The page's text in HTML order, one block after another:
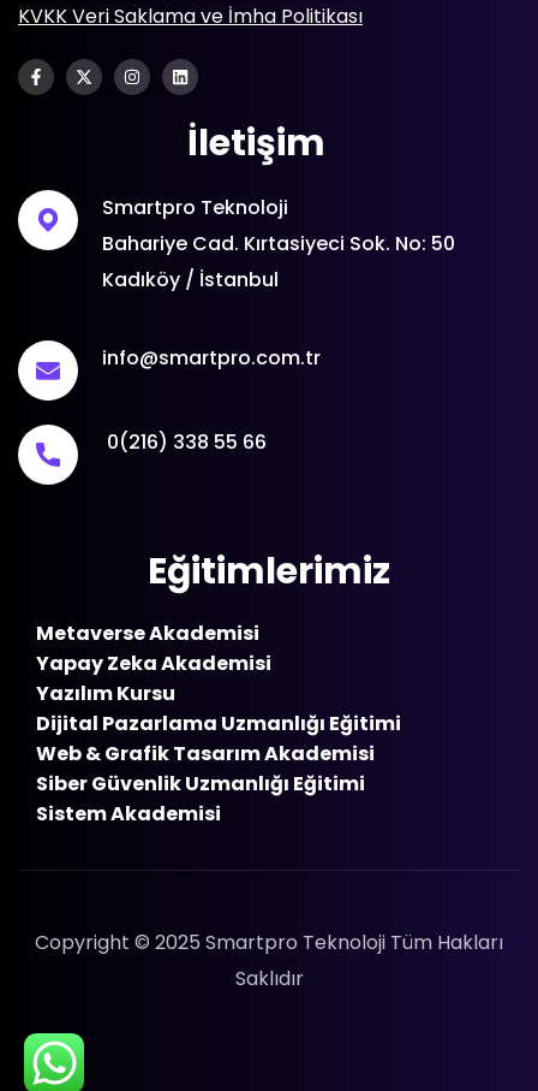
KVKK Veri Saklama ve İmha Politikası
İletişim
Smartpro Teknoloji
Bahariye Cad. Kırtasiyeci Sok. No: 50
Kadıköy / İstanbul
info@smartpro.com.tr
0(216) 338 55 66
Eğitimlerimiz
Metaverse Akademisi
Yapay Zeka Akademisi
Yazılım Kursu
Dijital Pazarlama Uzmanlığı Eğitimi
Web & Grafik Tasarım Akademisi
Siber Güvenlik Uzmanlığı Eğitimi
Sistem Akademisi
Copyright © 2025 Smartpro Teknoloji Tüm Hakları
Saklıdır